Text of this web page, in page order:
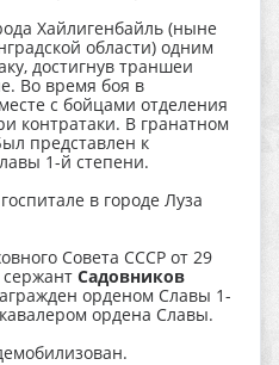
Хайлигенбайль (ныне
области) одним
достигнув траншеи
Во время боя в
с бойцами отделения
контратаки. В гранатном
представлен к
1-й степени.
в городе Луза
Совета СССР от 29
Садовников
орденом Славы 1-
ордена Славы.